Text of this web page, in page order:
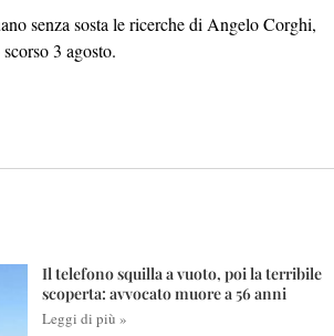
senza sosta le ricerche di Angelo Corghi,
3 agosto.
Il telefono squilla a vuoto, poi la terribile
scoperta: avvocato muore a 56 anni
Leggi di più »